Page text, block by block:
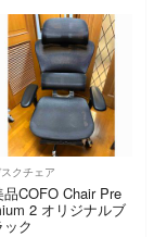
クチェア
品COFO Chair Pre
2 オリジナルブ
ック